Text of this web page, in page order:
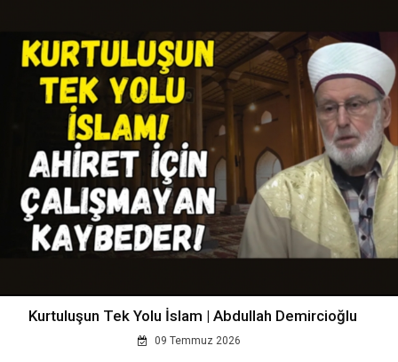
Kurtuluşun Tek Yolu İslam | Abdullah Demircioğlu
09 Temmuz 2026